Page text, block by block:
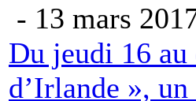
- 13 mars
Du jeudi 16 au
d’Irlande »,